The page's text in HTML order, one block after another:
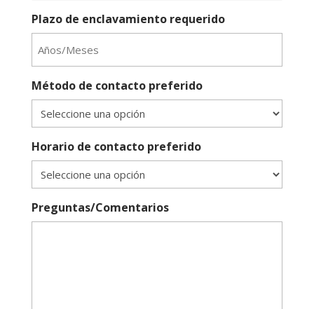
Plazo de enclavamiento requerido
Método de contacto preferido
Horario de contacto preferido
Preguntas/Comentarios